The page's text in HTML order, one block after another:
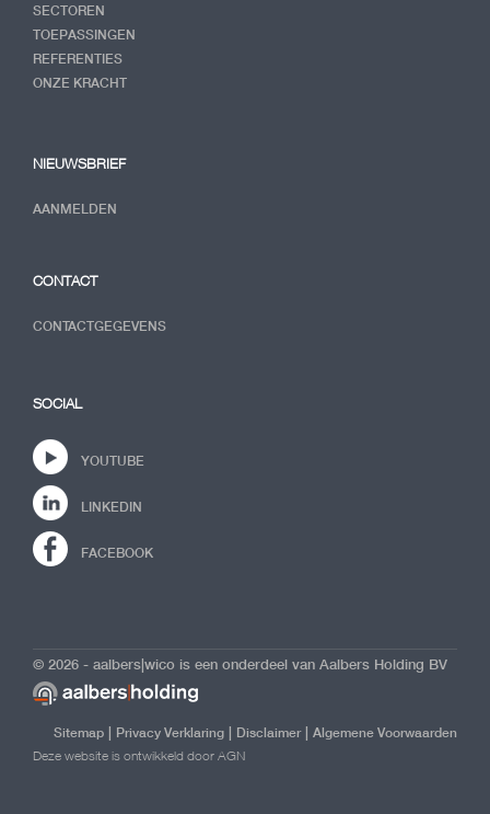
SECTOREN
TOEPASSINGEN
REFERENTIES
ONZE KRACHT
NIEUWSBRIEF
AANMELDEN
CONTACT
CONTACTGEGEVENS
SOCIAL
YOUTUBE
LINKEDIN
FACEBOOK
© 2026 - aalbers|wico is een onderdeel van Aalbers Holding BV
Sitemap | Privacy Verklaring | Disclaimer| Algemene Voorwaarden
Deze website is ontwikkeld door AGN